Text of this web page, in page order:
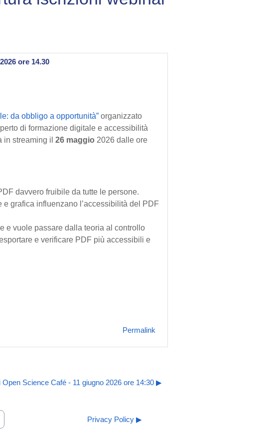
ore 14.30
da obbligo a opportunità” organizzato
di formazione digitale e accessibilità
in streaming il 26 maggio 2026 dalle ore
davvero fruibile da tutte le persone.
grafica influenzano l’accessibilità del PDF
e vuole passare dalla teoria al controllo
e verificare PDF più accessibili e
Permalink
Science Café - 11 giugno 2026 ore 14:30 ▶︎
Privacy Policy ▶︎